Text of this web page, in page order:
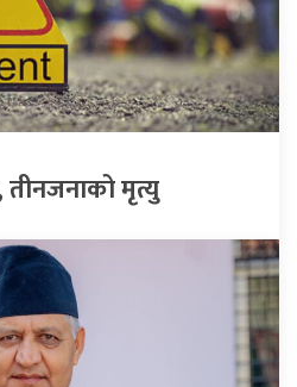
तीनजनाको मृत्यु